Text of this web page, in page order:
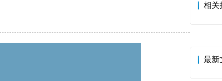
相关
最新